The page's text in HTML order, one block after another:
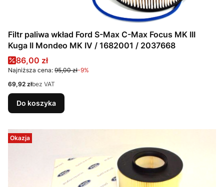
Filtr paliwa wkład Ford S-Max C-Max Focus MK III
Kuga II Mondeo MK IV / 1682001 / 2037668
Cena promocyjna
86,00 zł
Najniższa cena: 95,00 zł-9%
Cena
69,92 złbez VAT
Do koszyka
Okazja